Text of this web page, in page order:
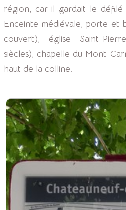
SERVICES▼
INFOS▼
BLOG
région, car il gardait le
Enceinte médiévale, porte et
couvert), église Saint-
siècles), chapelle du Mont-
haut de la colline.